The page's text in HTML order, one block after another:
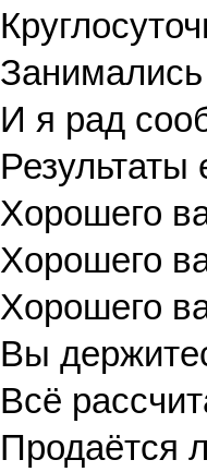
И я рад
Результаты
Хорошего
Хорошего
Хорошего
Вы
Всё
Продаётся